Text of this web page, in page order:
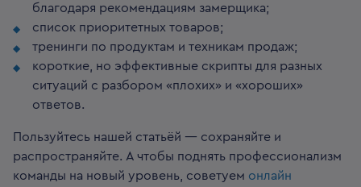
благодаря рекомендациям замерщика;
список приоритетных товаров;
тренинги по продуктам и техникам продаж;
короткие, но эффективные скрипты для разных
ситуаций с разбором «плохих» и «хороших»
ответов.
Пользуйтесь нашей статьёй — сохраняйте и
распространяйте. А чтобы поднять профессионализм
команды на новый уровень, советуем онлайн